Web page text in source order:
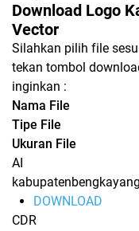
Download Logo
Vector
Silahkan pilih file
tekan tombol
inginkan :
Nama File
Tipe File
Ukuran File
AI
DOWNLOAD
CDR